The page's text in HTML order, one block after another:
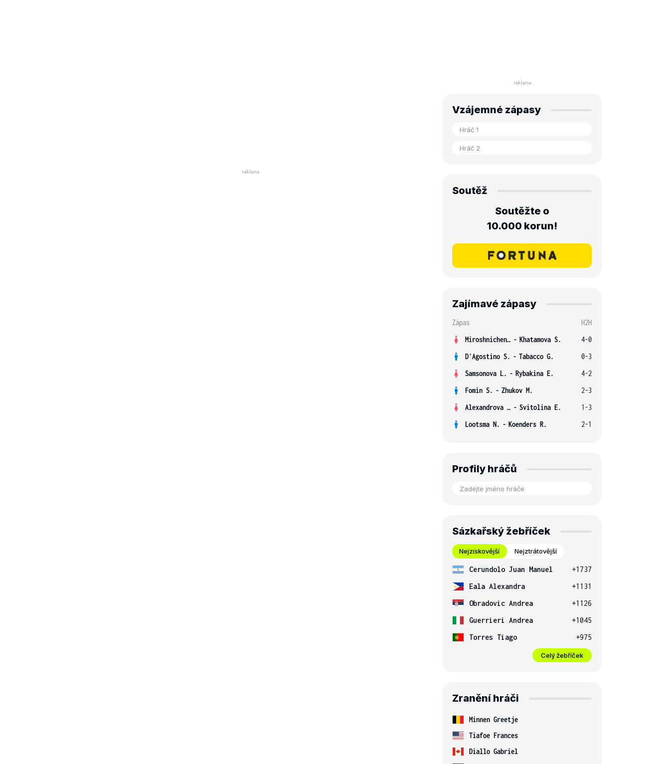
Vzájemné zápasy
Soutěž
Soutěžte o
10.000 korun!
Zajímavé zápasy
Zápas
H2H
Miroshnichenko V. - Khatamova S.
4-0
D'Agostino S. - Tabacco G.
0-3
Samsonova L. - Rybakina E.
4-2
Fomin S. - Zhukov M.
2-3
Alexandrova E. - Svitolina E.
1-3
Lootsma N. - Koenders R. 2-1
Profily hráčů
Sázkařský žebříček
Nejziskovější Nejztrátovější
Cerundolo Juan Manuel
+1737
Eala Alexandra
+1131
Obradovic Andrea
+1126
Guerrieri Andrea
+1045
Torres Tiago
+975
Celý žebříček
Zranění hráči
Minnen Greetje
Tiafoe Frances
Diallo Gabriel